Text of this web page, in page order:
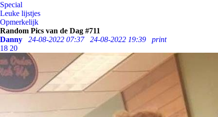
Special
Leuke lijstjes
Opmerkelijk
Random Pics van de Dag #711
Danny
24-08-2022 07:37 24-08-2022 19:39
print
18 20